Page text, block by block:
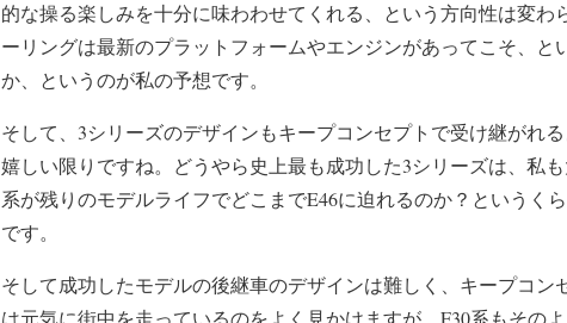
的な操る楽しみを十分に味わわせてくれる、という方向性は変
ーリングは最新のプラットフォームやエンジンがあってこそ、
か、というのが私の予想です。
そして、3シリーズのデザインもキープコンセプトで受け継がれ
嬉しい限りですね。どうやら史上最も成功した3シリーズは、私
系が残りのモデルライフでどこまでE46に迫れるのか？というく
です。
そして成功したモデルの後継車のデザインは難しく、キープコ
は元気に街中を走っているのをよく見かけますが、F30系もその